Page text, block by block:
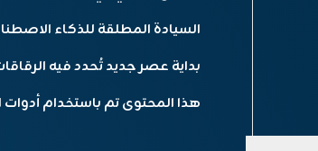
السيادة المطلقة للذكاء
بداية عصر جديد تُحدد فيه
هذا المحتوى تم باستخدام